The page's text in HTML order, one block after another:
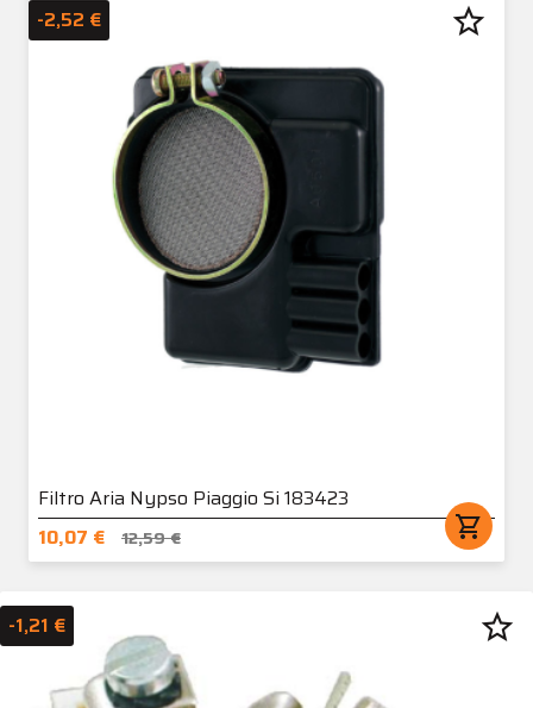
Filtro Aria Nypso Piaggio Si 183423
10,07 €
12,59 € shopping_cart
-2,52 € star_border
-1,21 € star_border